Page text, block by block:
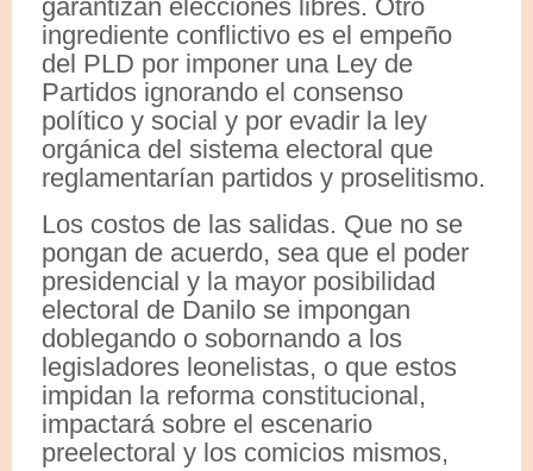
garantizan elecciones libres. Otro
ingrediente conflictivo es el empeño
del PLD por imponer una Ley de
Partidos ignorando el consenso
político y social y por evadir la ley
orgánica del sistema electoral que
reglamentarían partidos y proselitismo.
Los costos de las salidas. Que no se
pongan de acuerdo, sea que el poder
presidencial y la mayor posibilidad
electoral de Danilo se impongan
doblegando o sobornando a los
legisladores leonelistas, o que estos
impidan la reforma constitucional,
impactará sobre el escenario
preelectoral y los comicios mismos,